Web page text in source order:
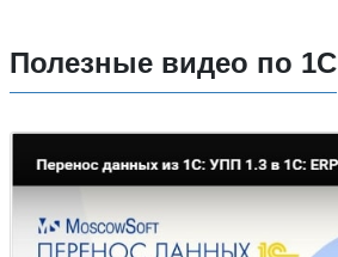
Полезные видео по 1С